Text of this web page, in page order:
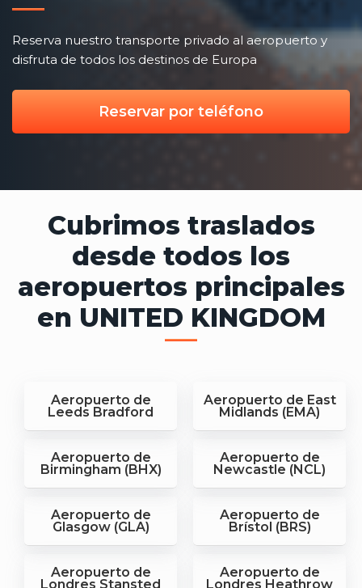
Reserva nuestro transporte privado al aeropuerto y
disfruta de todos los destinos de Europa
Reservar por teléfono
Cubrimos traslados
desde todos los
aeropuertos principales
en UNITED KINGDOM
Aeropuerto de
Leeds Bradford
Aeropuerto de East
Midlands (EMA)
Aeropuerto de
Birmingham (BHX)
Aeropuerto de
Newcastle (NCL)
Aeropuerto de
Glasgow (GLA)
Aeropuerto de
Brístol (BRS)
Aeropuerto de
Londres Stansted
Aeropuerto de
Londres Heathrow